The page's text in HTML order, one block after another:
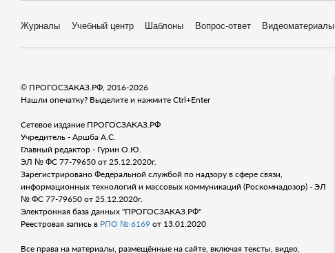
Журналы Учебный центр Шаблоны Вопрос-ответ Видеоматериалы
© ПРОГОСЗАКАЗ.РФ, 2016-2026
Нашли опечатку? Выделите и нажмите Ctrl+Enter
Сетевое издание ПРОГОСЗАКАЗ.РФ
Учредитель - Аршба А.С.
Главный редактор - Гурин О.Ю.
ЭЛ № ФС 77-79650 от 25.12.2020г.
Зарегистрировано Федеральной службой по надзору в сфере связи,
информационных технологий и массовых коммуникаций (Роскомнадозор) - ЭЛ
№ ФС 77-79650 от 25.12.2020г.
Электронная база данных "ПРОГОСЗАКАЗ.РФ"
Реестровая запись в РПО № 6169 от 13.01.2020
Все права на материалы, размещённые на сайте, включая тексты, видео,